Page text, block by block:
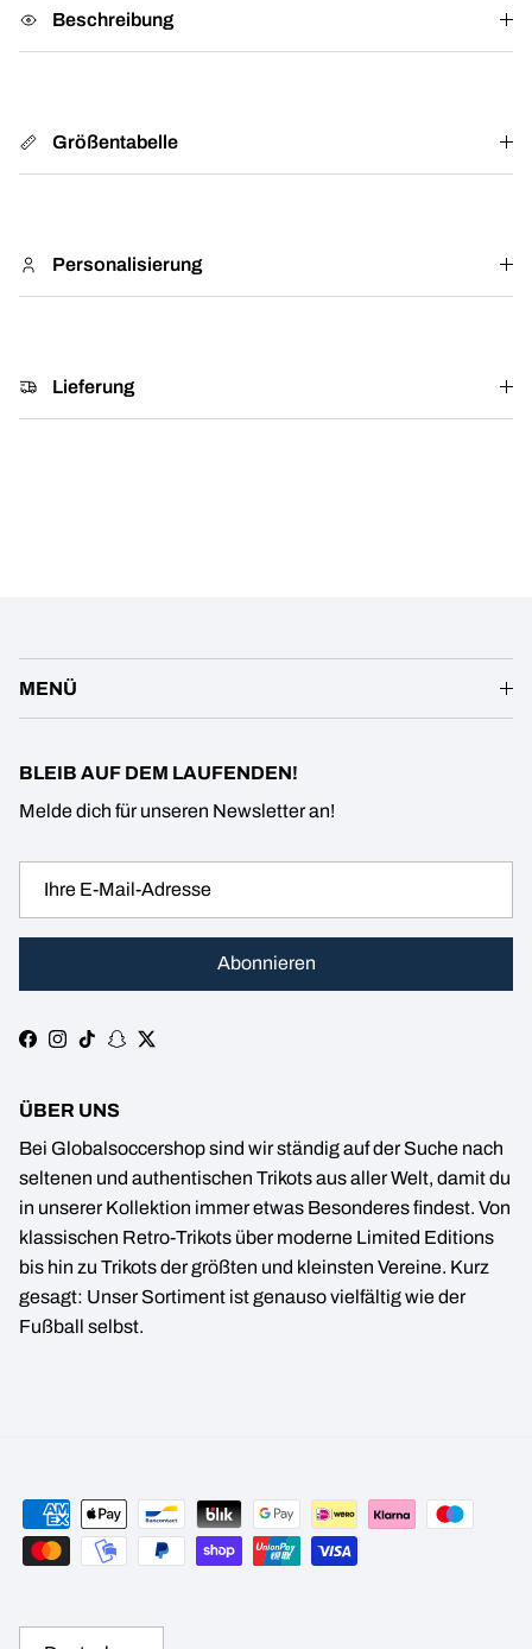
Beschreibung
Größentabelle
Personalisierung
Lieferung
MENÜ
BLEIB AUF DEM LAUFENDEN!
Melde dich für unseren Newsletter an!
Abonnieren
Facebook
Instagram
TikTokSnapchat
Twitter
ÜBER UNS
Bei Globalsoccershop sind wir ständig auf der Suche nach
seltenen und authentischen Trikots aus aller Welt, damit du
in unserer Kollektion immer etwas Besonderes findest. Von
klassischen Retro-Trikots über moderne Limited Editions
bis hin zu Trikots der größten und kleinsten Vereine. Kurz
gesagt: Unser Sortiment ist genauso vielfältig wie der
Fußball selbst.